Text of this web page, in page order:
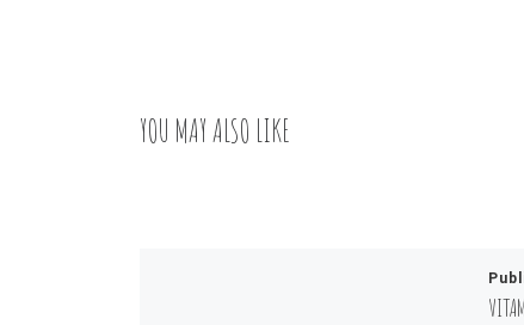
YOU MAY ALSO LIKE